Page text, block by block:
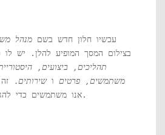
עכשיו חלון חדש בשם מנהל
בצילום המסך המופיע להלן. יש לו
תהליכים, ביצועים,
משתמשים, פרטים ושירותים. זה
אנו משתמשים כדי להגדיר את הזיקה ליישום.